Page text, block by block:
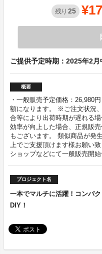
残り 25
ご提供予定時期：2025年2月
概要
・一般販売予定価格：26,980
額になります。 ※ご注文状況
合等により出荷時期が遅れる
効率が向上した場合、正規販
もございます。 類似商品が発
上でご支援頂けます様お願い
ショップなどにて一般販売開始
プロジェクト名
一本でマルチに活躍！コンパ
DIY！